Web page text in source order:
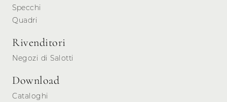
Specchi
Quadri
Rivenditori
Negozi di Salotti
Download
Cataloghi